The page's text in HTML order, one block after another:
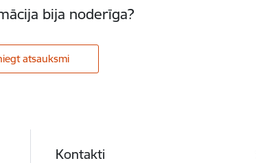
bija noderīga?
atsauksmi
Kontakti